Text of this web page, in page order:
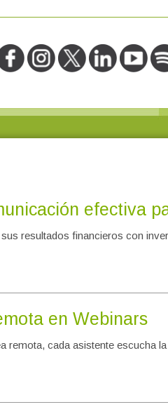
efectiva
resultados financieros con
en Webinars
remota, cada asistente escucha